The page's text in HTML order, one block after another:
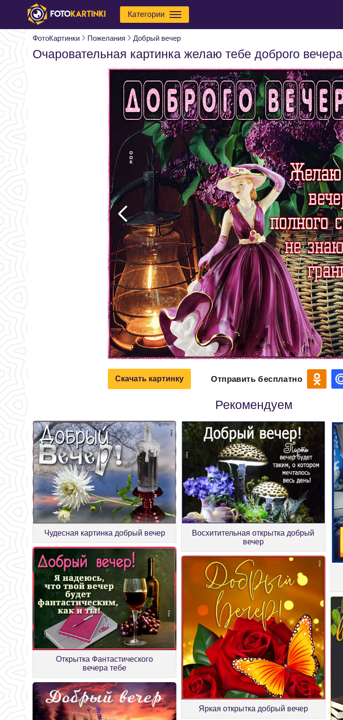
Категории
ФотоКартинки Пожелания Добрый вечер
Очаровательная картинка желаю тебе доброго вечера
Скачать картинку Отправить бесплатно
Рекомендуем
Чудесная картинка добрый вечер
Восхитительная открытка добрый
вечер
Открытка Фантастического
вечера тебе
Яркая открытка добрый вечер